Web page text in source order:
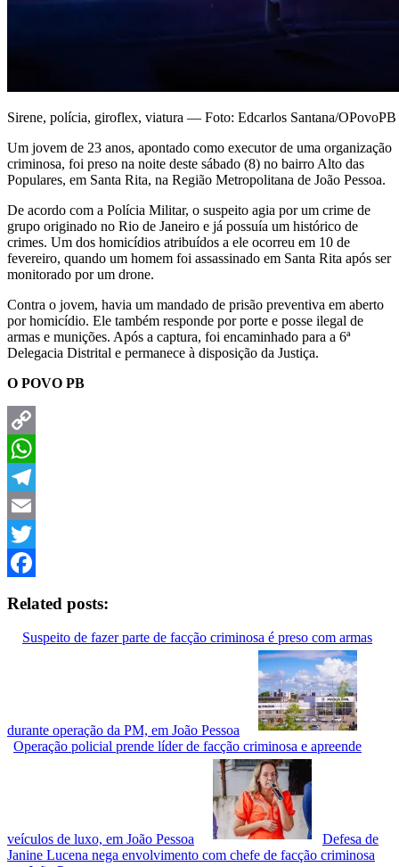
Sirene, polícia, giroflex, viatura — Foto: Edcarlos Santana/OPovoPB
Um jovem de 23 anos, apontado como executor de uma organização
criminosa, foi preso na noite deste sábado (8) no bairro Alto das
Populares, em Santa Rita, na Região Metropolitana de João Pessoa.
De acordo com a Polícia Militar, o suspeito agia por um crime de
grupo originado no Rio de Janeiro e já possuía um histórico de
crimes. Um dos homicídios atribuídos a ele ocorreu em 10 de
fevereiro, quando um homem foi assassinado em Santa Rita após ser
monitorado por um drone.
Contra o jovem, havia um mandado de prisão preventiva em aberto
por homicídio. Ele também responde por porte e posse ilegal de
armas e munições. Após a captura, foi encaminhado para a 6ª
Delegacia Distrital e permanece à disposição da Justiça.
O POVO PB
Copy
Link
WhatsApp
Telegram
Email
Twitter
Related posts:
Suspeito de fazer parte de facção criminosa é preso com armas
durante operação da PM, em João Pessoa
Operação policial prende líder de facção criminosa e apreende
veículos de luxo, em João Pessoa
Defesa de
Janine Lucena nega envolvimento com chefe de facção criminosa